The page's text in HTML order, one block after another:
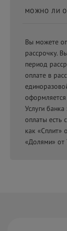
МОЖНО ЛИ
Вы можете
рассрочку.
период
оплате в
Услуги
оплаты есть
как «Сплит»
«Долями» от